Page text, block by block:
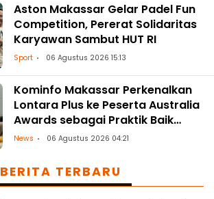
Aston Makassar Gelar Padel Fun
Competition, Pererat Solidaritas
Karyawan Sambut HUT RI
Sport 06 Agustus 2026 15:13
Kominfo Makassar Perkenalkan
Lontara Plus ke Peserta Australia
Awards sebagai Praktik Baik
Transformasi Digital
News 06 Agustus 2026 04:21
BERITA TERBARU